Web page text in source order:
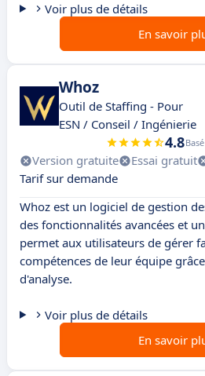
Voir plus de détails
En savoir
Whoz
Outil de Staffing - Pour
ESN / Conseil / Ingénierie
4.8
Version gratuite Essai gratuit
Tarif sur demande
Whoz est un logiciel de gestion
des fonctionnalités avancées et
permet aux utilisateurs de gérer
compétences de leur équipe
d'analyse.
Voir plus de détails
En savoir